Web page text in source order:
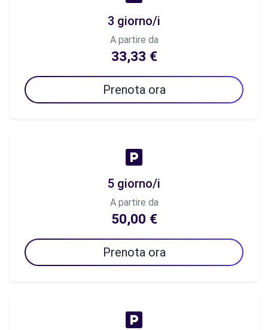
3 giorno/i
A partire da
33,33 €
Prenota ora
5 giorno/i
A partire da
50,00 €
Prenota ora